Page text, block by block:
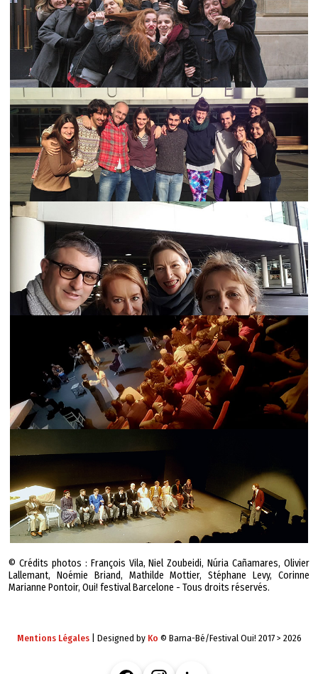
© Crédits photos : François Vila, Niel Zoubeidi, Núria Cañamares, Olivier
Lallemant, Noémie Briand, Mathilde Mottier, Stéphane Levy, Corinne
Marianne Pontoir, Oui! festival Barcelone - Tous droits réservés.
Mentions Légales| Designed byKo © Barna-Bé/Festival Oui! 2017 > 2026